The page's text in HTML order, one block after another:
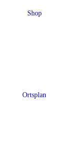
Shop
Ortsplan